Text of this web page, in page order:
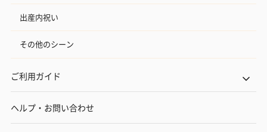
出産内祝い
その他のシーン
ご利用ガイド
ヘルプ・お問い合わせ